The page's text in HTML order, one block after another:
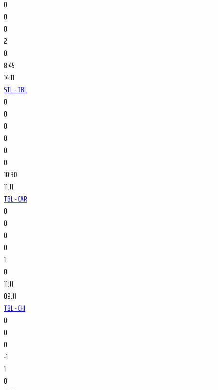
0
0
0
2
0
8:45
14.11
STL - TBL
0
0
0
0
0
0
10:30
11.11
TBL - CAR
0
0
0
0
1
0
11:11
09.11
TBL - CHI
0
0
0
-1
1
0